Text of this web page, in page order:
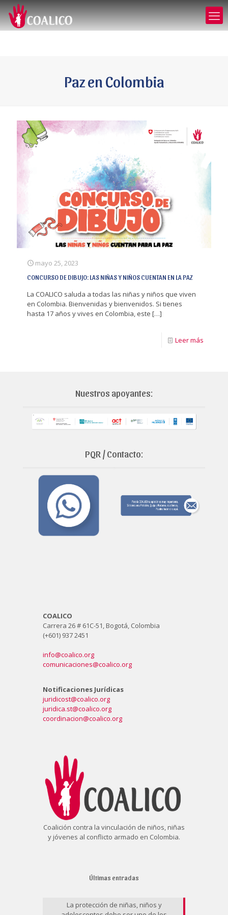
Paz en Colombia
mayo 25, 2023
CONCURSO DE DIBUJO: LAS NIÑAS Y NIÑOS CUENTAN EN LA PAZ
La COALICO saluda a todas las niñas y niños que viven
en Colombia. Bienvenidas y bienvenidos. Si tienes
hasta 17 años y vives en Colombia, este […]
Leer más
Nuestros apoyantes:
PQR / Contacto:
COALICO
Carrera 26 # 61C-51, Bogotá, Colombia
(+601) 937 2451
info@coalico.org
comunicaciones@coalico.org
Notificaciones Jurídicas
juridicost@coalico.org
juridica.st@coalico.org
coordinacion@coalico.org
Coalición contra la vinculación de niños, niñas
y jóvenes al conflicto armado en Colombia.
Últimas entradas
La protección de niñas, niños y